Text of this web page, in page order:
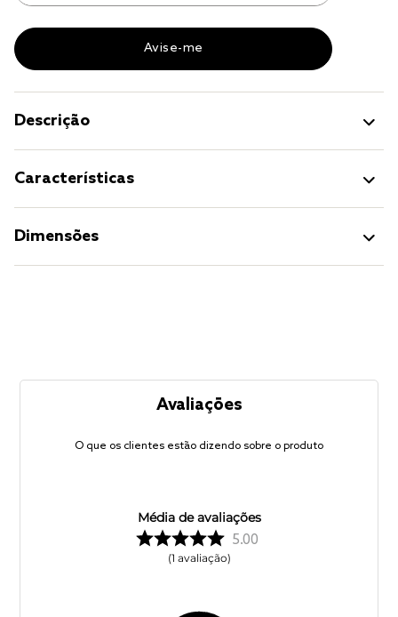
Descrição
Características
Dimensões
Avaliações
O que os clientes estão dizendo sobre o produto
Média de avaliações
5.00
1 avaliação